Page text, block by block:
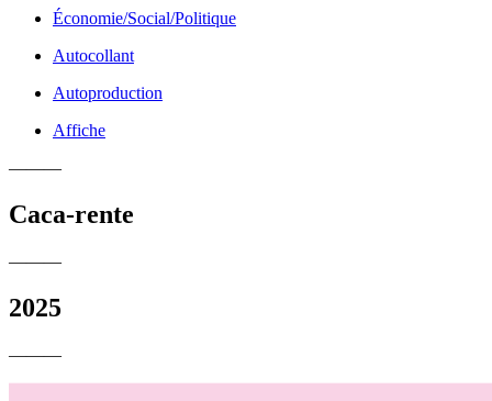
Économie/Social/Politique
Autocollant
Autoproduction
Affiche
———
Caca-rente
———
2025
———